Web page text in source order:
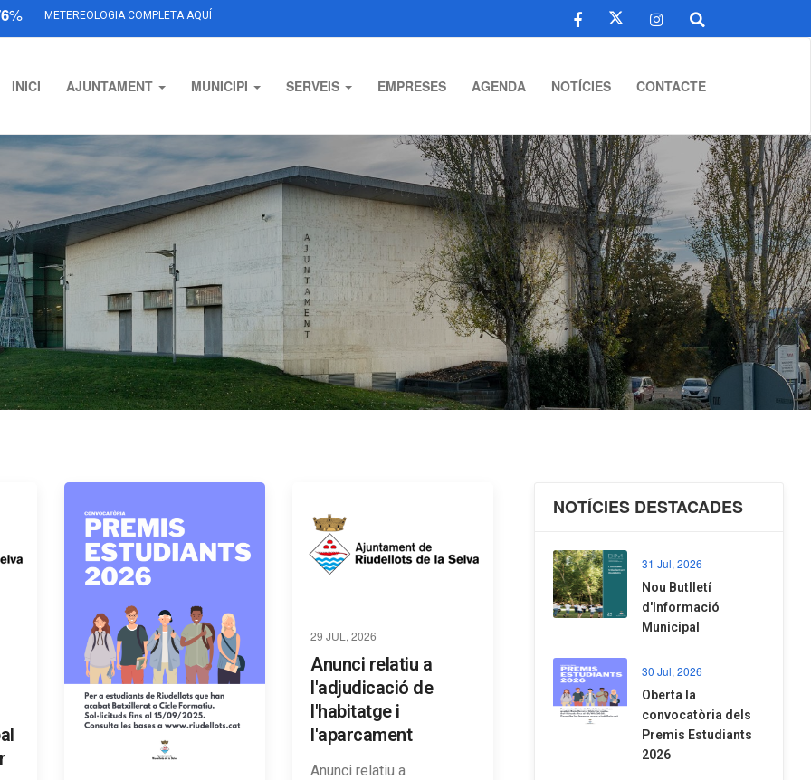
% METEREOLOGIA COMPLETA AQUÍ
INICI AJUNTAMENT MUNICIPI SERVEIS EMPRESES AGENDA NOTÍCIES CONTACTE
29 JUL, 2026
Anunci relatiu a
l'adjudicació de
l'habitatge i
l'aparcament
Anunci relatiu a
NOTÍCIES DESTACADES
31 Jul, 2026
Nou Butlletí
d'Informació
Municipal
30 Jul, 2026
Oberta la
convocatòria dels
Premis Estudiants
2026